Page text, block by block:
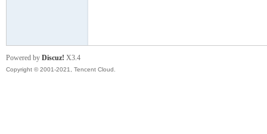
Powered by Discuz! X3.4
Copyright © 2001-2021, Tencent Cloud.